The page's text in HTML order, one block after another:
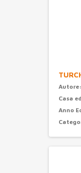
Autore:
Casa
Anno